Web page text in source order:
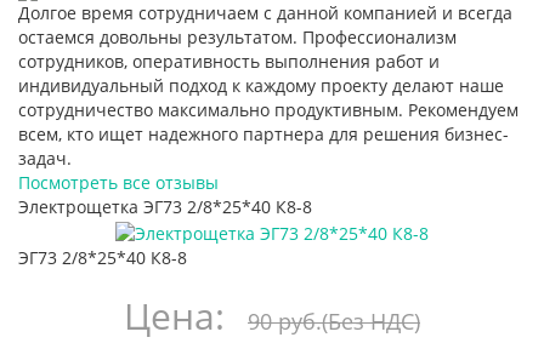
Долгое время сотрудничаем с данной компанией и всегда
остаемся довольны результатом. Профессионализм
сотрудников, оперативность выполнения работ и
индивидуальный подход к каждому проекту делают наше
сотрудничество максимально продуктивным. Рекомендуем
всем, кто ищет надежного партнера для решения бизнес-
задач.
Посмотреть все отзывы
Электрощетка ЭГ73 2/8*25*40 К8-8
ЭГ73 2/8*25*40 К8-8
Цена: 90 руб.(Без НДС)